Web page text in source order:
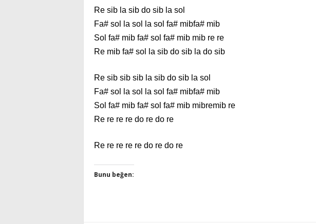
Re sib la sib do sib la sol
Fa# sol la sol la sol fa# mibfa# mib
Sol fa# mib fa# sol fa# mib mib re re
Re mib fa# sol la sib do sib la do sib
Re sib sib sib la sib do sib la sol
Fa# sol la sol la sol fa# mibfa# mib
Sol fa# mib fa# sol fa# mib mibremib re
Re re re re do re do re
Re re re re re do re do re
Bunu beğen: